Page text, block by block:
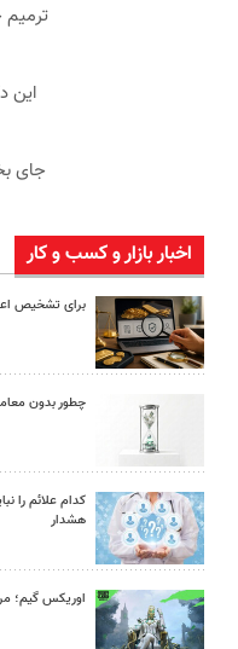
این
اخبار بازار و کسب و کار
برای تشخیص
چطور بدون
کدام علائم را
هشدار
اوریکس گیم؛